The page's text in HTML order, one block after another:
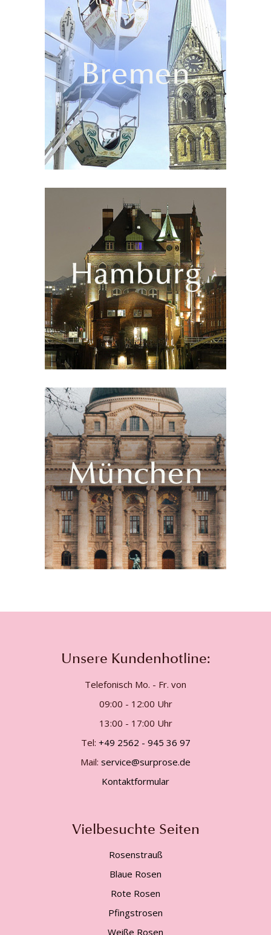
Unsere Kundenhotline:
Telefonisch Mo. - Fr. von
09:00 - 12:00 Uhr
13:00 - 17:00 Uhr
Tel: +49 2562 - 945 36 97
Mail: service@surprose.de
Kontaktformular
Vielbesuchte Seiten
Rosenstrauß
Blaue Rosen
Rote Rosen
Pfingstrosen
Weiße Rosen